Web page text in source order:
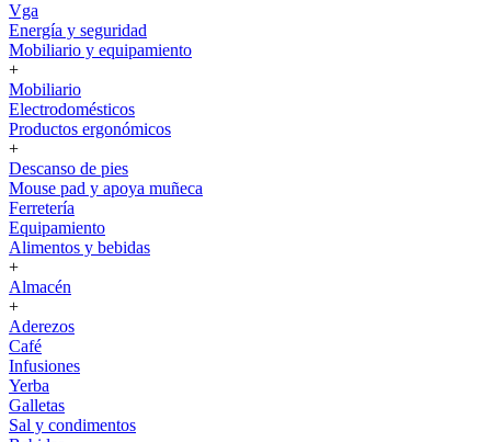
Vga
Energía y seguridad
Mobiliario y equipamiento
+
Mobiliario
Electrodomésticos
Productos ergonómicos
+
Descanso de pies
Mouse pad y apoya muñeca
Ferretería
Equipamiento
Alimentos y bebidas
+
Almacén
+
Aderezos
Café
Infusiones
Yerba
Galletas
Sal y condimentos